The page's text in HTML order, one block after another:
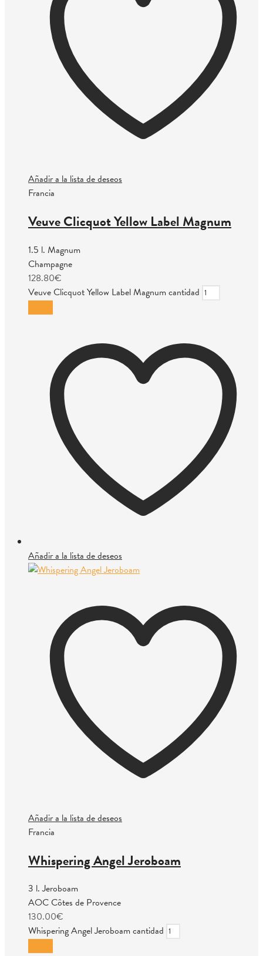
Añadir a la lista de deseos
Francia
Veuve Clicquot Yellow Label Magnum
1.5 l. Magnum
Champagne
128.80€
Veuve Clicquot Yellow Label Magnum cantidad
Añadir a la lista de deseos
Añadir a la lista de deseos
Francia
Whispering Angel Jeroboam
3 l. Jeroboam
AOC Côtes de Provence
130.00€
Whispering Angel Jeroboam cantidad